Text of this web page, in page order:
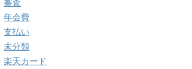
審査
年会費
支払い
未分類
楽天カード